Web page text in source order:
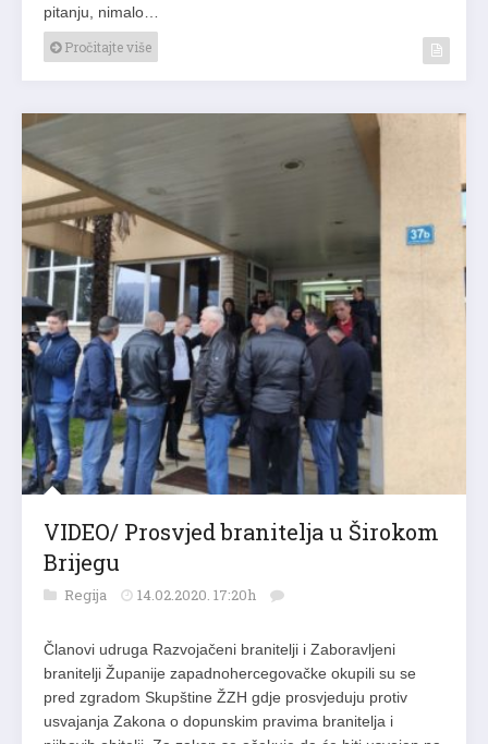
pitanju, nimalo…
Pročitajte više
VIDEO/ Prosvjed branitelja u Širokom
Brijegu
Regija 14.02.2020. 17:20h
Članovi udruga Razvojačeni branitelji i Zaboravljeni
branitelji Županije zapadnohercegovačke okupili su se
pred zgradom Skupštine ŽZH gdje prosvjeduju protiv
usvajanja Zakona o dopunskim pravima branitelja i